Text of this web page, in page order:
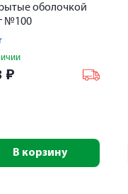
оболочкой
№100
₽
В корзину